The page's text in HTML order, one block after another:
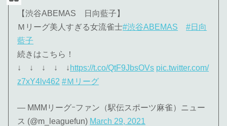
【渋谷ABEMAS 日向藍子】
Ｍリーグ美人すぎる女流雀士#渋谷ABEMAS
#日向
藍子
続きはこちら！
↓ ↓ ↓ ↓ ↓ https://t.co/QtF9JbsOVs pic.twitter.com/
z7xY4lv462 #Ｍリーグ
— MMMリーグｰファン（駅伝スポーツ麻雀）ニュー
ス (@m_leaguefun) March 29, 2021